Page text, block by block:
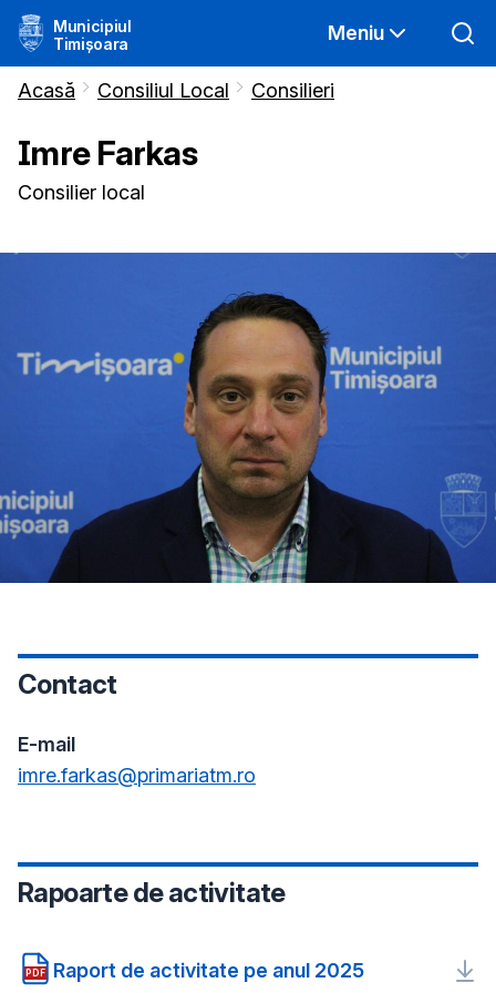
Municipiul
Timișoara
Meniu
Acasă Consiliul Local Consilieri
Imre Farkas
Consilier local
Contact
E-mail
imre.farkas@primariatm.ro
Rapoarte de activitate
PDF Raport de activitate pe anul 2025